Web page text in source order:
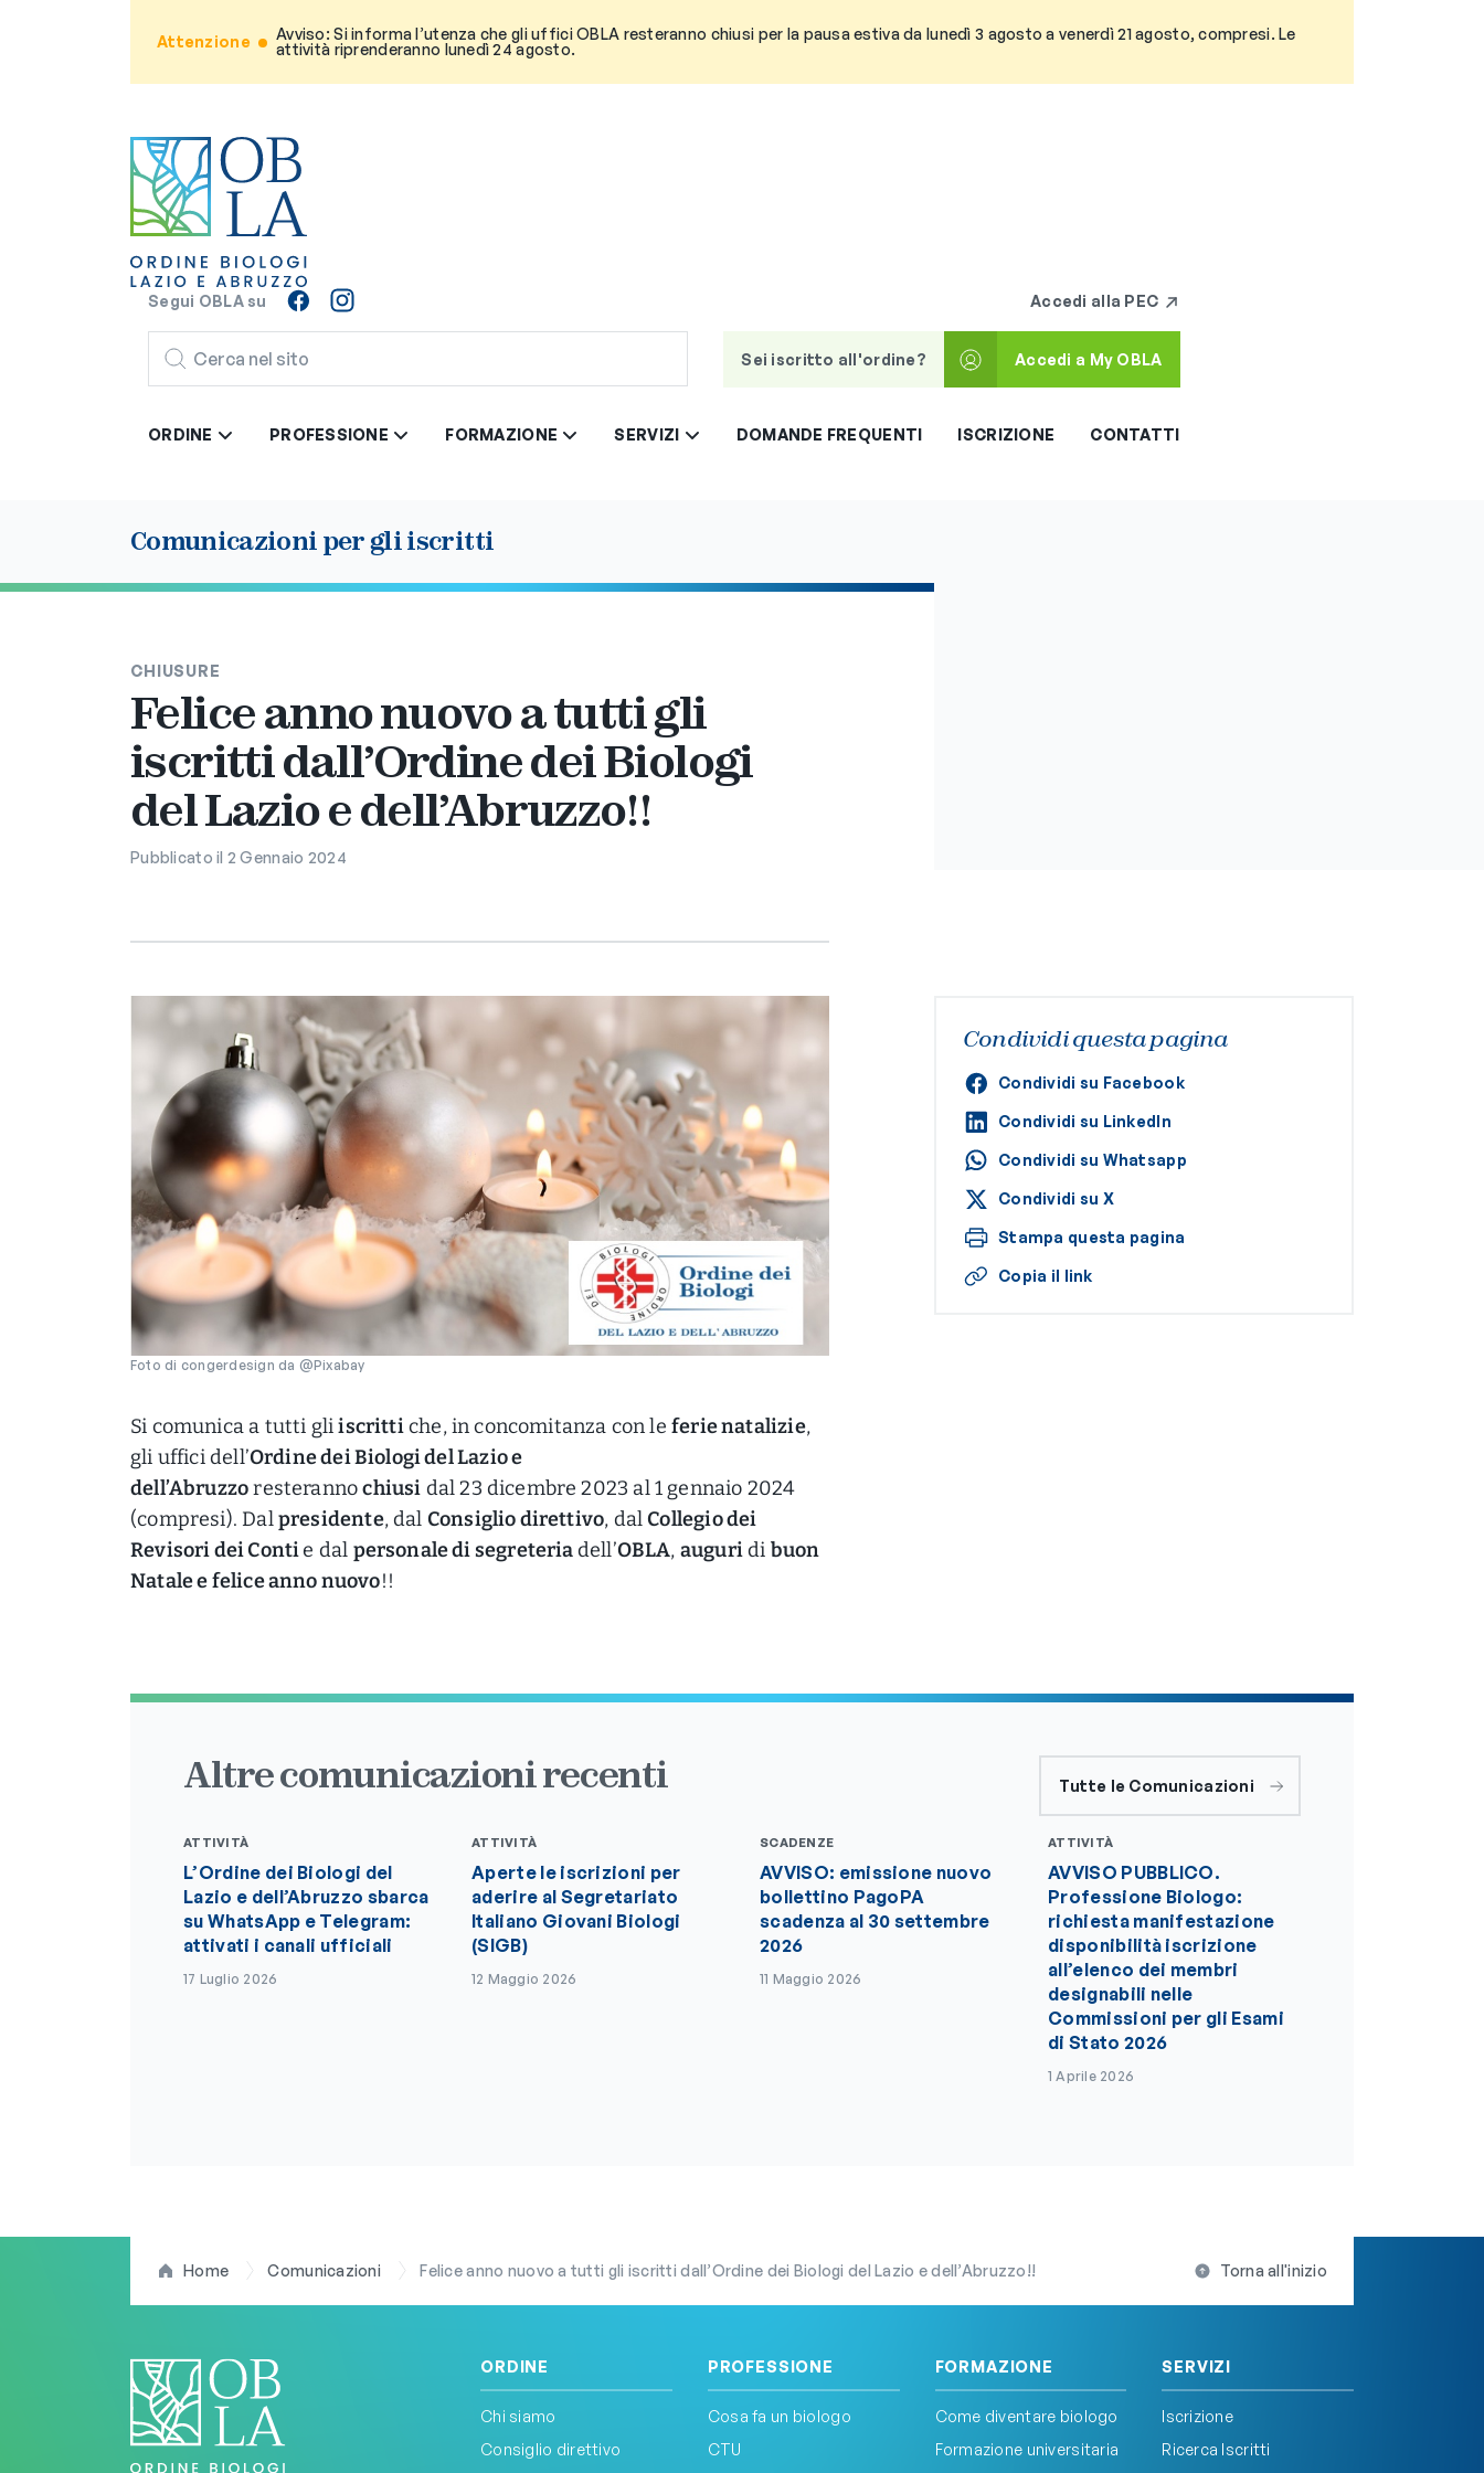
Attenzione
Avviso: Si informa l’utenza che gli uffici OBLA resteranno chiusi per la pausa estiva da lunedì 3 agosto a venerdì 21 agosto, compresi. Le
attività riprenderanno lunedì 24 agosto.
Segui OBLA su Accedi alla PEC
CERCA
Sei iscritto all'ordine?
Accedi a My OBLA
ORDINE PROFESSIONE FORMAZIONE SERVIZI DOMANDE FREQUENTI ISCRIZIONE CONTATTI
Comunicazioni per gli iscritti
CHIUSURE
Felice anno nuovo a tutti gli
iscritti dall’Ordine dei Biologi
del Lazio e dell’Abruzzo!!
Pubblicato il 2 Gennaio 2024
Foto di congerdesign da @Pixabay
Si comunica a tutti gliiscrittiche, in concomitanza con leferie natalizie,
gli uffici dell’Ordine dei Biologi del Lazio e
dell’Abruzzoresterannochiusi dal 23 dicembre 2023 al 1 gennaio 2024
(compresi). Dalpresidente, dal Consiglio direttivo, dalCollegio dei
Revisori dei Contie dal personale di segreteriadell’OBLA, auguridi buon
Natale e felice anno nuovo!!
Condividi questa pagina
Condividi su Facebook
Condividi su LinkedIn
Condividi su Whatsapp
Condividi su X
Stampa questa pagina
Copia il link
Altre comunicazioni recenti Tutte le Comunicazioni
ATTIVITÀ
L’Ordine dei Biologi del
Lazio e dell’Abruzzo sbarca
su WhatsApp e Telegram:
attivati i canali ufficiali
17 Luglio 2026
ATTIVITÀ
Aperte le iscrizioni per
aderire al Segretariato
Italiano Giovani Biologi
(SIGB)
12 Maggio 2026
SCADENZE
AVVISO: emissione nuovo
bollettino PagoPA
scadenza al 30 settembre
2026
11 Maggio 2026
ATTIVITÀ
AVVISO PUBBLICO.
Professione Biologo:
richiesta manifestazione
disponibilità iscrizione
all’elenco dei membri
designabili nelle
Commissioni per gli Esami
di Stato 2026
1 Aprile 2026
Home Comunicazioni Felice anno nuovo a tutti gli iscritti dall’Ordine dei Biologi del Lazio e dell’Abruzzo!! Torna all'inizio
ORDINE
Chi siamo
Consiglio direttivo
PROFESSIONE
Cosa fa un biologo
CTU
FORMAZIONE
Come diventare biologo
Formazione universitaria
SERVIZI
Iscrizione
Ricerca Iscritti